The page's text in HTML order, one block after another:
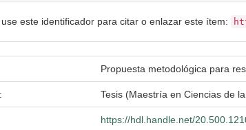
este identificador para citar o enlazar este ítem:
Propuesta metodológica para
Tesis (Maestría en Ciencias de
https://hdl.handle.net/